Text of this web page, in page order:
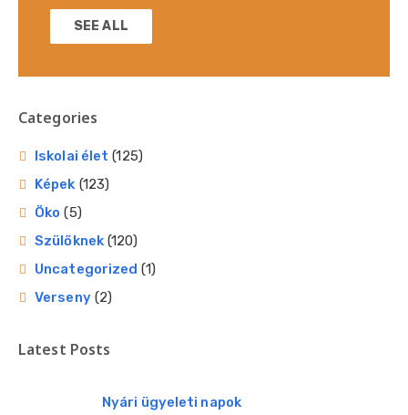
SEE ALL
Categories
Iskolai élet (125)
Képek (123)
Öko (5)
Szülőknek(120)
Uncategorized (1)
Verseny(2)
Latest Posts
Nyári ügyeleti napok